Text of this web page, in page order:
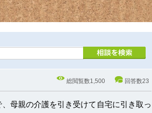
母親の介護を引き受けて自宅に引き取っ
総閲覧数1,500 回答数23